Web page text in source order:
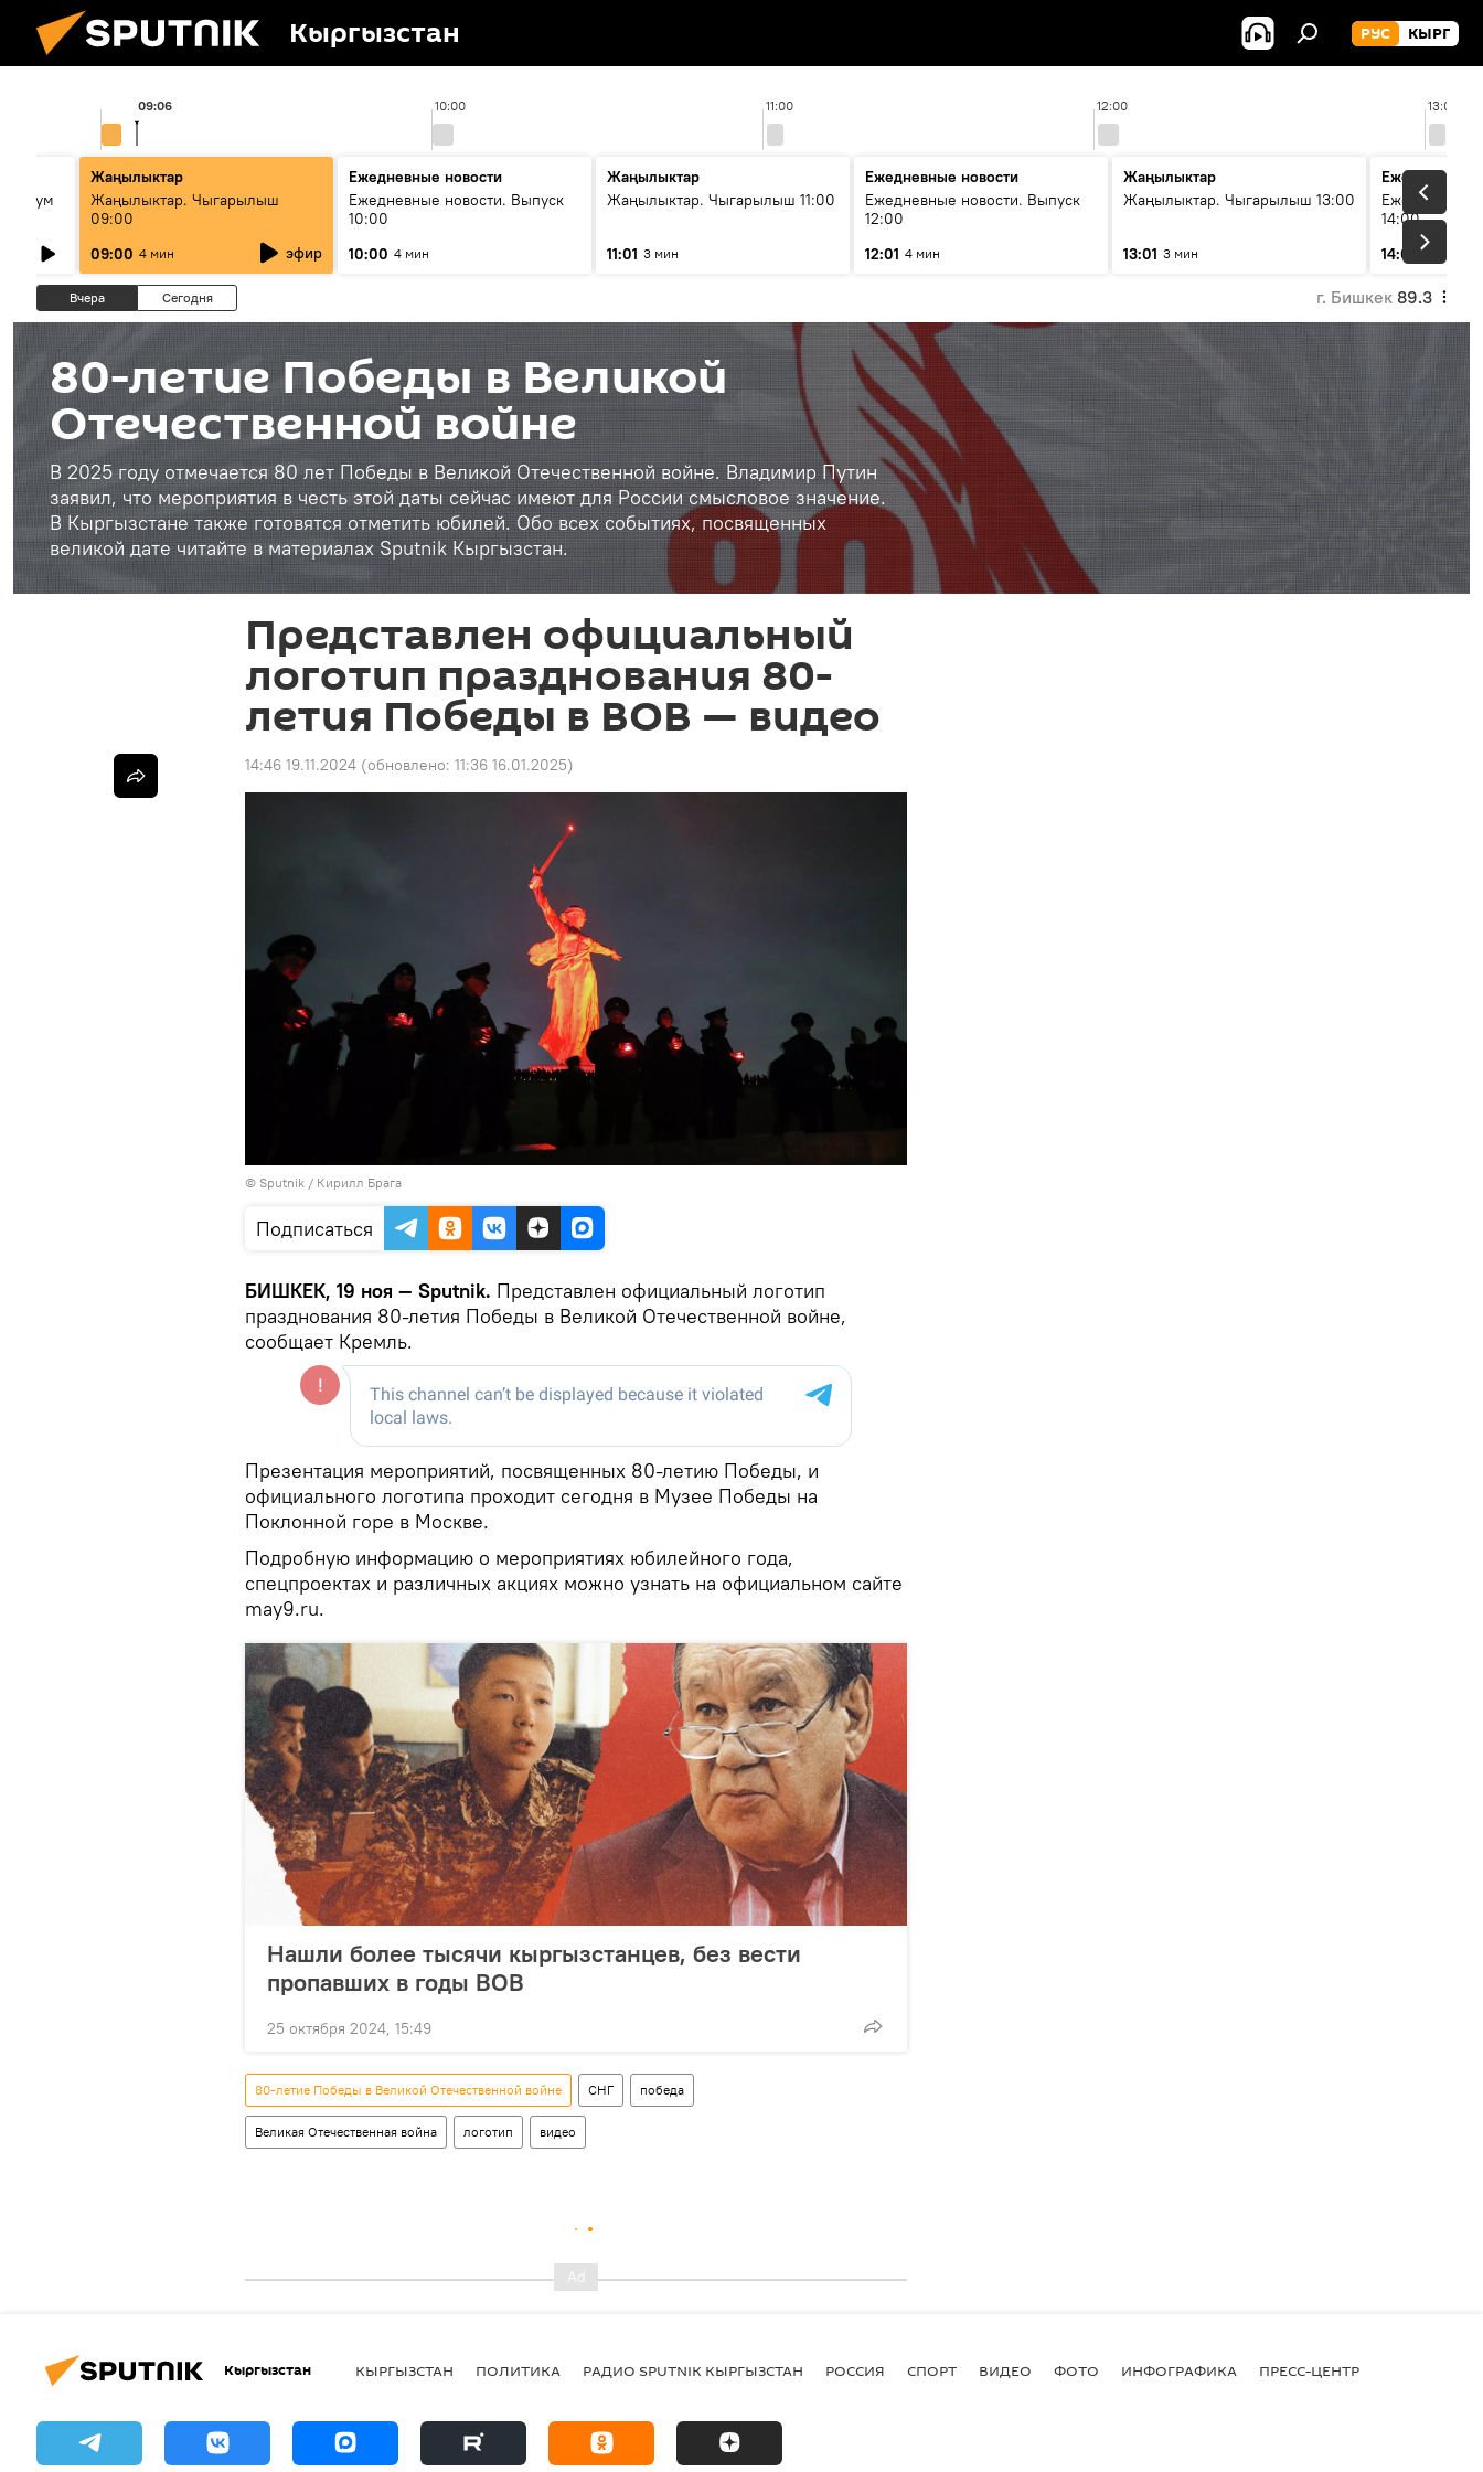
Кыргызстан РУС КЫРГ
10:00 11:00 12:00 13:00
09:06
бум
Жаңылыктар
Жаңылыктар. Чыгарылыш
09:00
09:00 4 мин эфир
Ежедневные новости
Ежедневные новости. Выпуск
10:00
10:00 4 мин
Жаңылыктар
Жаңылыктар. Чыгарылыш 11:00
11:01 3 мин
Ежедневные новости
Ежедневные новости. Выпуск
12:00
12:01 4 мин
Жаңылыктар
Жаңылыктар. Чыгарылыш 13:00
13:01 3 мин
Ежедневные
Ежедневные
14:00
14:01
3 мин
Вчера Сегодня г. Бишкек 89.3
80-летие Победы в Великой
Отечественной войне
В 2025 году отмечается 80 лет Победы в Великой Отечественной войне. Владимир Путин
заявил, что мероприятия в честь этой даты сейчас имеют для России смысловое значение.
В Кыргызстане также готовятся отметить юбилей. Обо всех событиях, посвященных
великой дате читайте в материалах Sputnik Кыргызстан.
Представлен официальный
логотип празднования 80-
летия Победы в ВОВ — видео
14:46 19.11.2024 (обновлено: 11:36 16.01.2025)
© Sputnik / Кирилл Брага
Подписаться
БИШКЕК, 19 ноя — Sputnik. Представлен официальный логотип
празднования 80-летия Победы в Великой Отечественной войне,
сообщает Кремль.
Презентация мероприятий, посвященных 80-летию Победы, и
официального логотипа проходит сегодня в Музее Победы на
Поклонной горе в Москве.
Подробную информацию о мероприятиях юбилейного года,
спецпроектах и различных акциях можно узнать на официальном сайте
may9.ru.
Нашли более тысячи кыргызстанцев, без вести
пропавших в годы ВОВ
25 октября 2024, 15:49
80-летие Победы в Великой Отечественной войне СНГ победа
Великая Отечественная война логотип видео
Кыргызстан КЫРГЫЗСТАН ПОЛИТИКА РАДИО SPUTNIK КЫРГЫЗСТАН РОССИЯ СПОРТ ВИДЕО ФОТО ИНФОГРАФИКА ПРЕСС-ЦЕНТР